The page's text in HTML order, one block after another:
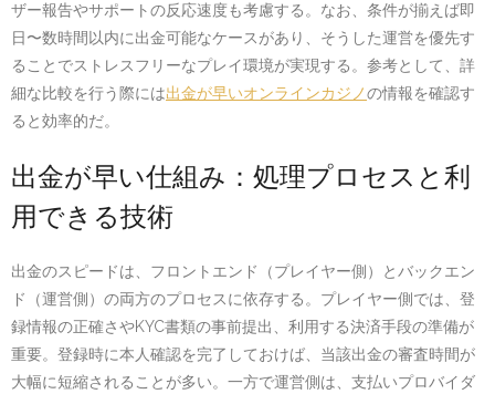
ザー報告やサポートの反応速度も考慮する。なお、条件が揃えば即
日〜数時間以内に出金可能なケースがあり、そうした運営を優先す
ることでストレスフリーなプレイ環境が実現する。参考として、詳
細な比較を行う際には出金が早いオンラインカジノの情報を確認す
ると効率的だ。
出金が早い仕組み：処理プロセスと利
用できる技術
出金のスピードは、フロントエンド（プレイヤー側）とバックエン
ド（運営側）の両方のプロセスに依存する。プレイヤー側では、登
録情報の正確さやKYC書類の事前提出、利用する決済手段の準備が
重要。登録時に本人確認を完了しておけば、当該出金の審査時間が
大幅に短縮されることが多い。一方で運営側は、支払いプロバイダ